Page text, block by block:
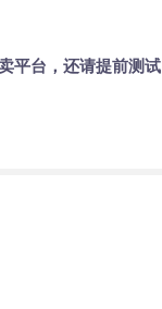
平台，还请提前测试